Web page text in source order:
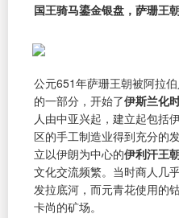
国王骑马鎏金银盘，萨珊王
公元651年萨珊王朝被阿拉
的一部分，开始了伊斯兰化
人由中亚兴起，建立起包括
区的手工制造业得到充分的
立以伊朗为中心的伊利汗王
文化交流频繁。当时商人几
发拉底河，而元青花使用的
卡尚的矿场。